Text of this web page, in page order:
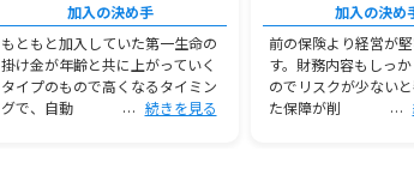
加入の決め手
もともと加入していた第一生命の
掛け金が年齢と共に上がっていく
タイプのもので高くなるタイミン
グで、自動
続きを見る
加入の決め
前の保険より経営が
す。財務内容もしっ
のでリスクが少ない
た保障が削